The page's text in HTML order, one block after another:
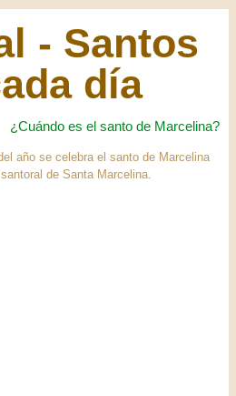
- Santos
día
¿Cuándo es el santo de Marcelina?
año se celebra el santo de Marcelina
de Santa Marcelina.